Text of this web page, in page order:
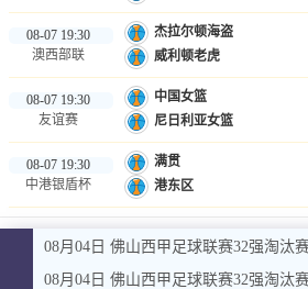
08-07 19:30
澳西部联
杰拉尔顿海盗
威利顿老虎
08-07 19:30
友谊赛
中国女篮
尼日利亚女篮
08-07 19:30
中港银盾杯
满贯
港东区